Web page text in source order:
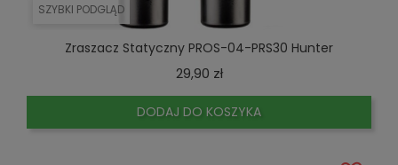
SZYBKI PODGLĄD
Zraszacz Statyczny PROS-04-PRS30 Hunter
29,90 złCena
DODAJ DO KOSZYKA